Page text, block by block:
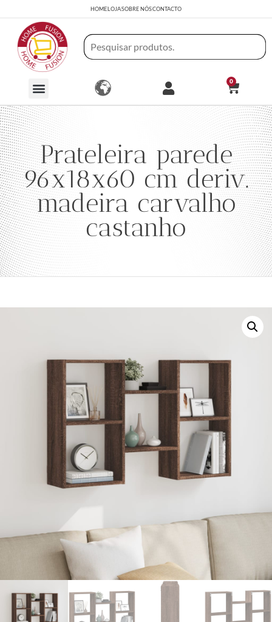
HOMELOJASOBRE NÓSCONTACTO
0
Prateleira parede
96x18x60 cm deriv.
madeira carvalho
castanho